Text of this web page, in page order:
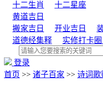
十二生肖
十二星座
黄道吉日
搬家吉日
开业吉日
道德经集释
实修打卡圈
登录
首页 >> 诸子百家 >> 诗词歌